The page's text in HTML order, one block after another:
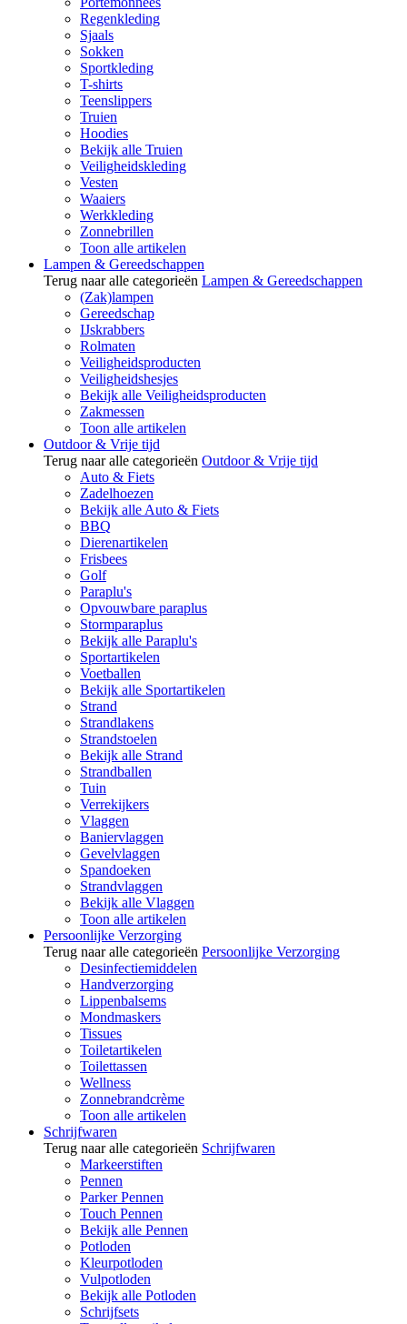
Regenkleding
Sjaals
Sokken
Sportkleding
T-shirts
Teenslippers
Truien
Hoodies
Bekijk alle Truien
Veiligheidskleding
Vesten
Waaiers
Werkkleding
Zonnebrillen
Toon alle artikelen
Lampen & Gereedschappen
Terug naar alle categorieën Lampen & Gereedschappen
(Zak)lampen
Gereedschap
IJskrabbers
Rolmaten
Veiligheidsproducten
Veiligheidshesjes
Bekijk alle Veiligheidsproducten
Zakmessen
Toon alle artikelen
Outdoor & Vrije tijd
Terug naar alle categorieën Outdoor & Vrije tijd
Auto & Fiets
Zadelhoezen
Bekijk alle Auto & Fiets
BBQ
Dierenartikelen
Frisbees
Golf
Paraplu's
Opvouwbare paraplus
Stormparaplus
Bekijk alle Paraplu's
Sportartikelen
Voetballen
Bekijk alle Sportartikelen
Strand
Strandlakens
Strandstoelen
Bekijk alle Strand
Strandballen
Tuin
Verrekijkers
Vlaggen
Baniervlaggen
Gevelvlaggen
Spandoeken
Strandvlaggen
Bekijk alle Vlaggen
Toon alle artikelen
Persoonlijke Verzorging
Terug naar alle categorieën Persoonlijke Verzorging
Desinfectiemiddelen
Handverzorging
Lippenbalsems
Mondmaskers
Tissues
Toiletartikelen
Toilettassen
Wellness
Zonnebrandcrème
Toon alle artikelen
Schrijfwaren
Terug naar alle categorieën Schrijfwaren
Markeerstiften
Pennen
Parker Pennen
Touch Pennen
Bekijk alle Pennen
Potloden
Kleurpotloden
Vulpotloden
Bekijk alle Potloden
Schrijfsets